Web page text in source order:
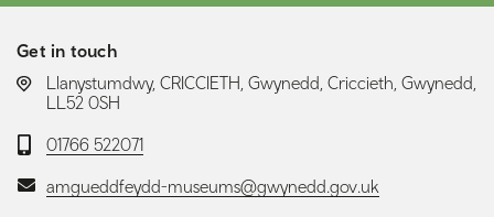
Get in touch
LOCATION:
Llanystumdwy, CRICCIETH, Gwynedd, Criccieth, Gwynedd,
LL52 0SH
Telephone:
01766 522071
Email:amgueddfeydd-museums@gwynedd.gov.uk